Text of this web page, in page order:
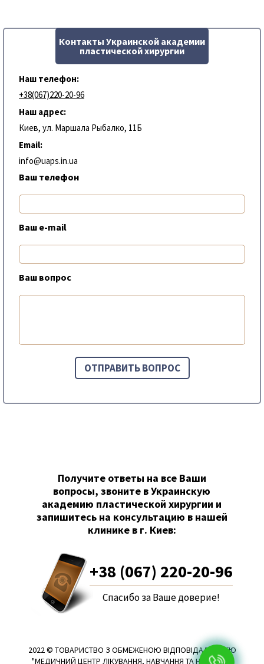
Контакты Украинской академии
пластической хирургии
Наш телефон:
+38(067)220-20-96
Наш адрес:
Киев, ул. Маршала Рыбалко, 11Б
Email:
info@uaps.in.ua
Ваш телефон
Ваш e-mail
Ваш вопрос
Получите ответы на все Ваши
вопросы, звоните в Украинскую
академию пластической хирургии и
запишитесь на консультацию в нашей
клинике в г. Киев:
+38 (067) 220-20-96
Спасибо за Ваше доверие!
2022 © ТОВАРИСТВО З ОБМЕЖЕНОЮ ВІДПОВІДАЛЬНІСТЮ
"МЕДИЧНИЙ ЦЕНТР ЛІКУВАННЯ, НАВЧАННЯ ТА НАУКОВОЇ